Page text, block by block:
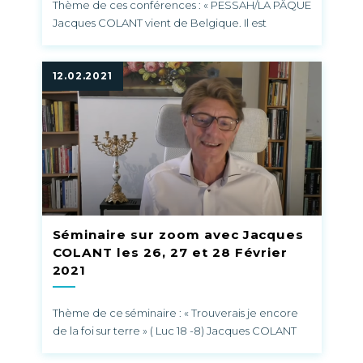
Thème de ces conférences : « PESSAH/LA PÂQUE
Jacques COLANT vient de Belgique. Il est
des textes hébraïques. Les rencontres auront lieu
: Vendredi 26 mars à 19h Samedi 27 mars à 14h et
16h30 Dimanche 28 mars à 14h Prix du séminaire :
30 € Inscriptions et paiement obligatoire sur le
site La voix de l’excellence un lien de connexion
vous sera ensuite envoyé par mail Date limite
d’inscription : Le 25 mars Demande de
renseignements : pascaltarn81@orange.fr
12.02.2021
Séminaire sur zoom avec Jacques
COLANT les 26, 27 et 28 Février
2021
Thème de ce séminaire : « Trouverais je encore
de la foi sur terre » ( Luc 18 -8) Jacques COLANT